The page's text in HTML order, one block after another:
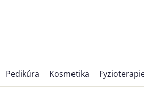
Pedikúra Kosmetika